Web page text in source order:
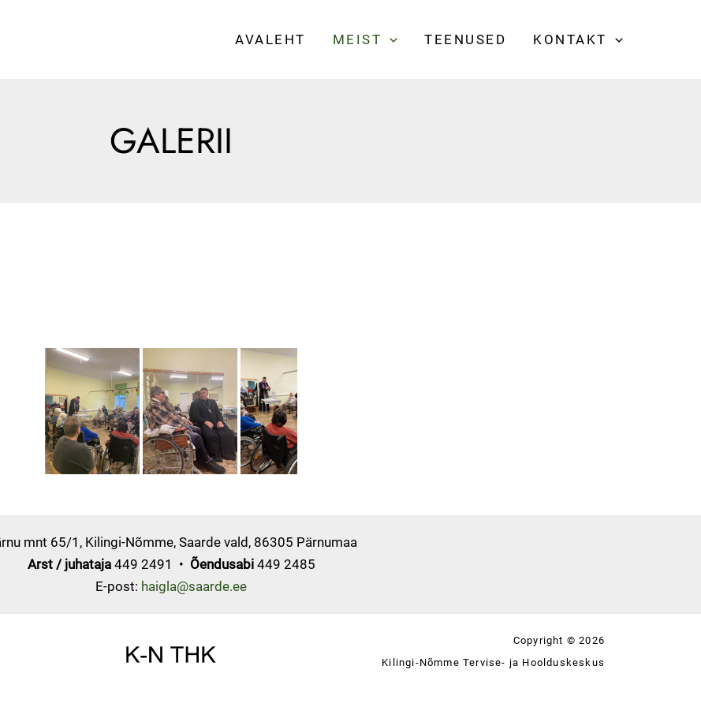
AVALEHT MEIST TEENUSED KONTAKT
GALERII
mnt 65/1, Kilingi-Nõmme, Saarde vald, 86305 Pärnumaa
Arst / juhataja 449 2491 • Õendusabi 449 2485
E-post: haigla@saarde.ee
Copyright © 2026
Kilingi-Nõmme Tervise- ja Hoolduskeskus